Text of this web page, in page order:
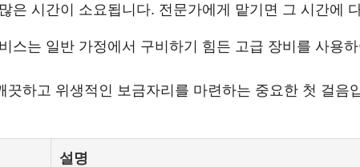
은 시간이 소요됩니다. 전문가에게 맡기면 그 시간에
스는 일반 가정에서 구비하기 힘든 고급 장비를 사용
하고 위생적인 보금자리를 마련하는 중요한 첫 걸음
설명